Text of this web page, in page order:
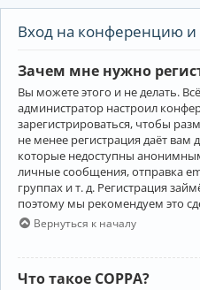
Вход на конференцию и
Зачем мне нужно
Вы можете этого и не делать.
администратор настроил
зарегистрироваться, чтобы
не менее регистрация даёт
которые недоступны
личные сообщения, отправка
группах и т. д. Регистрация
поэтому мы рекомендуем это
Вернуться к началу
Что такое COPPA?